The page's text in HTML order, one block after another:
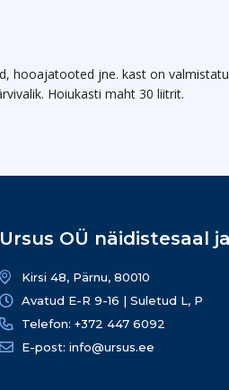
hooajatooted jne. kast on
Hoiukasti maht 30 liitrit.
Ursus OÜ näidistesaal
Kirsi 48, Pärnu, 80010
Avatud E-R 9-16 | Suletud L, P
Telefon: +372 447 6092
E-post: info@ursus.ee